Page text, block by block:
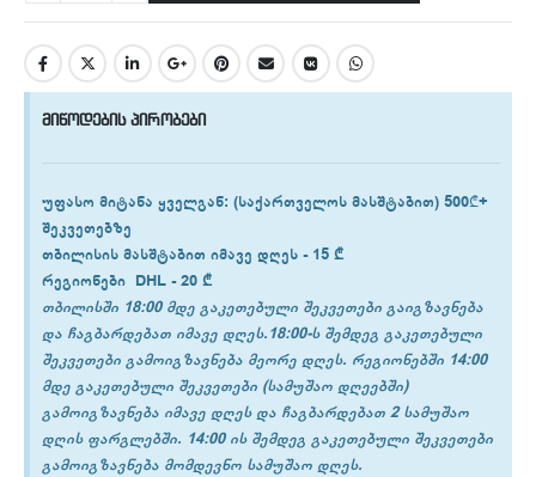
მიწოდების პირობები
უფასო მიტანა ყველგან: (საქართველოს მასშტაბით) 500₾+
შეკვეთებზე
თბილისის მასშტაბით იმავე დღეს -15 ₾
რეგიონები DHL -20 ₾
თბილისში 18:00 მდე გაკეთებული შეკვეთები გაიგზავნება
და ჩაგბარდებათ იმავე დღეს.18:00-ს შემდეგ გაკეთებული
შეკვეთები გამოიგზავნება მეორე დღეს. რეგიონებში 14:00
მდე გაკეთებული შეკვეთები (სამუშაო დღეებში)
გამოიგზავნება იმავე დღეს და ჩაგბარდებათ 2 სამუშაო
დღის ფარგლებში. 14:00 ის შემდეგ გაკეთებული შეკვეთები
გამოიგზავნება მომდევნო სამუშაო დღეს.